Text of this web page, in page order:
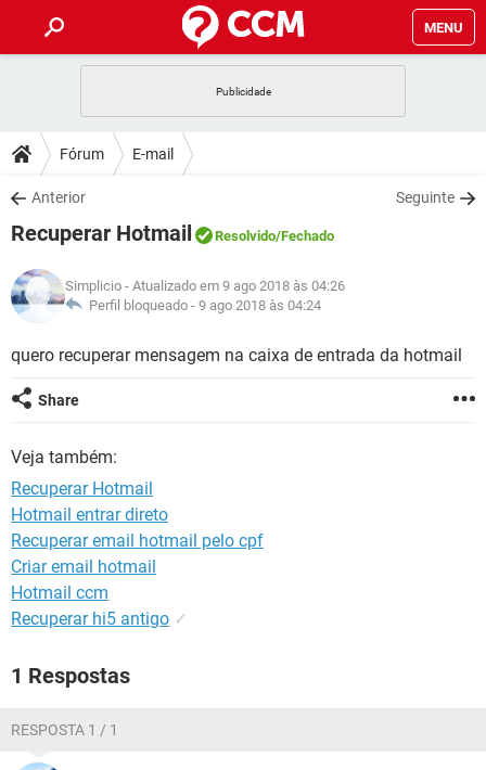
MENU
CELULAR
OUTLOOK
INSTAGRAM GMAIL
GUIA DE COMPRAS
DICAS
JOGOS
INSTAGRAM GMAIL
GUIA DE COMPRAS
DOWNLOADS
JOGOS WHATSAPP
CELULAR
OUTLOOK EXCEL
GMAIL
FÓRUM
JOGOS WHATSAPP
CELULAR
OUTLOOK EXCEL
INSTAGRAM
GLOSSÁRIO
WHATSAPP
INSTAGRAM
GUIA DE COMPRAS
Fórum E-mail
Anterior Seguinte
Recuperar Hotmail Resolvido/Fechado
Simplicio - Atualizado em 9 ago 2018 às 04:26
Perfil bloqueado - 9 ago 2018 às 04:24
quero recuperar mensagem na caixa de entrada da hotmail
Share
Veja também:
Recuperar Hotmail
Hotmail entrar direto
Recuperar email hotmail pelo cpf
Criar email hotmail
Hotmail ccm
Recuperar hi5 antigo ✓
1 Respostas
RESPOSTA 1 / 1